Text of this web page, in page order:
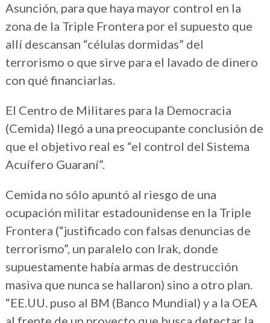
Asunción, para que haya mayor control en la
zona de la Triple Frontera por el supuesto que
allí descansan “células dormidas” del
terrorismo o que sirve para el lavado de dinero
con qué financiarlas.
El Centro de Militares para la Democracia
(Cemida) llegó a una preocupante conclusión de
que el objetivo real es “el control del Sistema
Acuífero Guaraní”.
Cemida no sólo apuntó al riesgo de una
ocupación militar estadounidense en la Triple
Frontera (“justificado con falsas denuncias de
terrorismo”, un paralelo con Irak, donde
supuestamente había armas de destrucción
masiva que nunca se hallaron) sino a otro plan.
“EE.UU. puso al BM (Banco Mundial) y a la OEA